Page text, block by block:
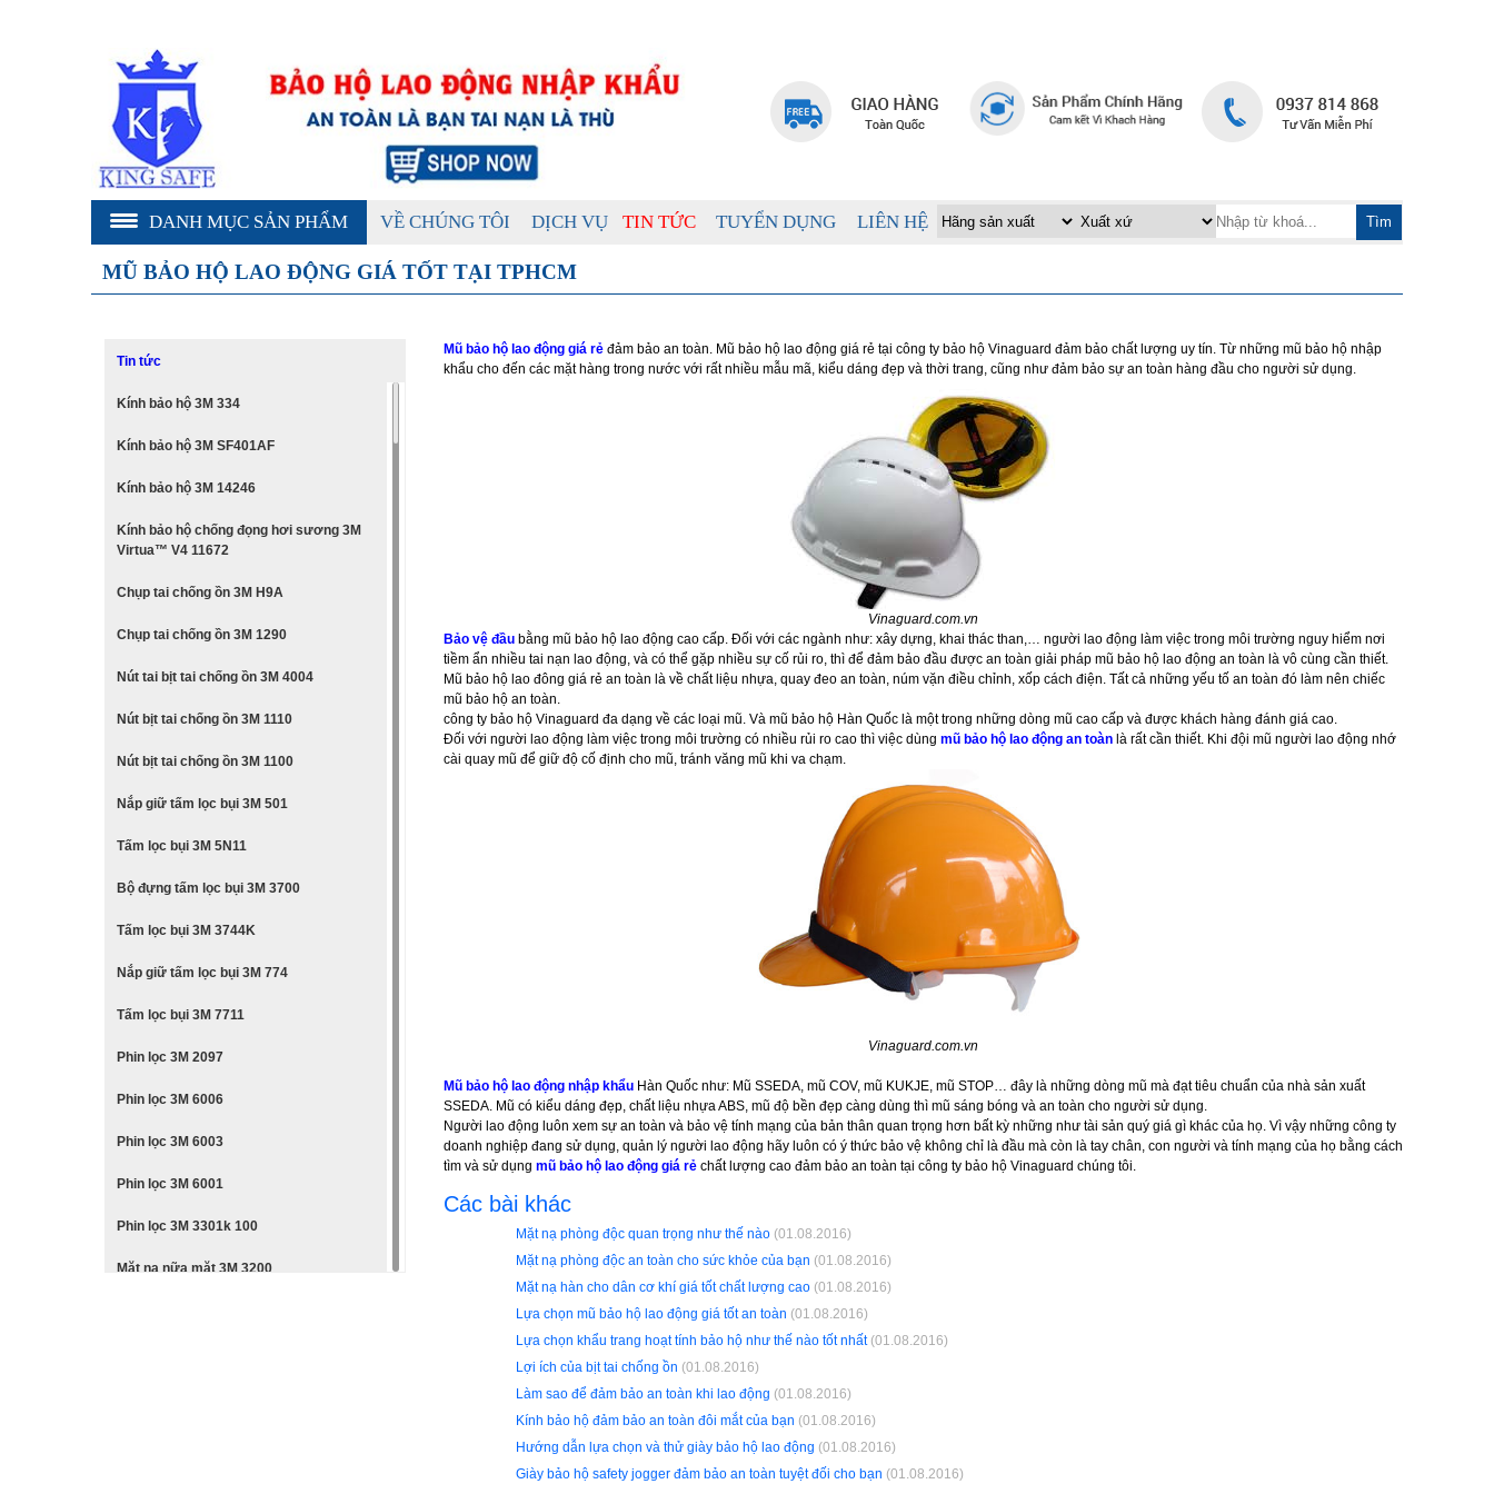
DANH MỤC SẢN PHẨM VỀ CHÚNG TÔI DỊCH VỤ TIN TỨC TUYỂN DỤNG LIÊN HỆ Tìm
MŨ BẢO HỘ LAO ĐỘNG GIÁ TỐT TẠI TPHCM
Tin tức
Kính bảo hộ 3M 334
Kính bảo hộ 3M SF401AF
Kính bảo hộ 3M 14246
Kính bảo hộ chống đọng hơi sương 3M
Virtua™ V4 11672
Chụp tai chống ồn 3M H9A
Chụp tai chống ồn 3M 1290
Nút tai bịt tai chống ồn 3M 4004
Nút bịt tai chống ồn 3M 1110
Nút bịt tai chống ồn 3M 1100
Nắp giữ tấm lọc bụi 3M 501
Tấm lọc bụi 3M 5N11
Bộ đựng tấm lọc bụi 3M 3700
Tấm lọc bụi 3M 3744K
Nắp giữ tấm lọc bụi 3M 774
Tấm lọc bụi 3M 7711
Phin lọc 3M 2097
Phin lọc 3M 6006
Phin lọc 3M 6003
Phin lọc 3M 6001
Phin lọc 3M 3301k 100
Mặt nạ nữa mặt 3M 3200
Mũ bảo hộ lao độnggiá rẻđảm bảo an toàn. Mũ bảo hộ lao động giá rẻ tại công ty bảo hộ Vinaguard đảm bảo chất lượng uy tín. Từ những mũ bảo hộ nhập
khẩu cho đến các mặt hàng trong nước với rất nhiều mẫu mã, kiểu dáng đẹp và thời trang, cũng như đảm bảo sự an toàn hàng đầu cho người sử dụng.
Vinaguard.com.vn
Bảo vệ đầubằng mũ bảo hộ lao động cao cấp. Đối với các ngành như: xây dựng, khai thác than,… người lao động làm việc trong môi trường nguy hiểm nơi
tiềm ẩn nhiều tai nạn lao động, và có thể gặp nhiều sự cố rủi ro, thì để đảm bảo đầu được an toàn giải pháp mũ bảo hộ lao động an toàn là vô cùng cần thiết.
Mũ bảo hộ lao đông giá rẻ an toàn là về chất liệu nhựa, quay đeo an toàn, núm vặn điều chỉnh, xốp cách điện. Tất cả những yếu tố an toàn đó làm nên chiếc
mũ bảo hộ an toàn.
công ty bảo hộ Vinaguard đa dạng về các loại mũ. Và mũ bảo hộ Hàn Quốc là một trong những dòng mũ cao cấp và được khách hàng đánh giá cao.
Đối với người lao động làm việc trong môi trường có nhiều rủi ro cao thì việc dùng mũ bảo hộ lao động an toànlà rất cần thiết. Khi đội mũ người lao động nhớ
cài quay mũ để giữ độ cố định cho mũ, tránh văng mũ khi va chạm.
Vinaguard.com.vn
Mũ bảo hộ lao động nhập khẩu Hàn Quốc như: Mũ SSEDA, mũ COV, mũ KUKJE, mũ STOP… đây là những dòng mũ mà đạt tiêu chuẩn của nhà sản xuất
SSEDA. Mũ có kiểu dáng đẹp, chất liệu nhựa ABS, mũ độ bền đẹp càng dùng thì mũ sáng bóng và an toàn cho người sử dụng.
Người lao động luôn xem sự an toàn và bảo vệ tính mạng của bản thân quan trọng hơn bất kỳ những như tài sản quý giá gì khác của họ. Vì vậy những công ty
doanh nghiệp đang sử dụng, quản lý người lao động hãy luôn có ý thức bảo vệ không chỉ là đầu mà còn là tay chân, con người và tính mạng của họ bằng cách
tìm và sử dụng mũ bảo hộ lao động giá rẻ chất lượng cao đảm bảo an toàn tại công ty bảo hộ Vinaguard chúng tôi.
Các bài khác
Mặt nạ phòng độc quan trọng như thế nào(01.08.2016)
Mặt nạ phòng độc an toàn cho sức khỏe của bạn (01.08.2016)
Mặt nạ hàn cho dân cơ khí giá tốt chất lượng cao(01.08.2016)
Lựa chọn mũ bảo hộ lao động giá tốt an toàn (01.08.2016)
Lựa chọn khẩu trang hoạt tính bảo hộ như thế nào tốt nhất(01.08.2016)
Lợi ích của bịt tai chống ồn (01.08.2016)
Làm sao để đảm bảo an toàn khi lao động (01.08.2016)
Kính bảo hộ đảm bảo an toàn đôi mắt của bạn (01.08.2016)
Hướng dẫn lựa chọn và thử giày bảo hộ lao động (01.08.2016)
Giày bảo hộ safety jogger đảm bảo an toàn tuyệt đối cho bạn (01.08.2016)